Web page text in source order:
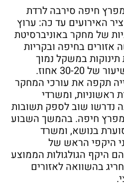
חיפה סירבה לרדת
האירועים עד כה: ערוץ
של מחקר באוניברסיטת
בחיפה ובקריות
תינוקות במשקל נמוך
והיקפי ראש קטנים בשיעור של 30-20 אחוז.
תקפה את עורכי המחקר
ראשוניות, ומשרדי
נדרשו שוב לספק תשובות
חיפה. בהמשך השבוע
בנושא, ומשרד
היקפי הראש של
היקף הגולגולות הממוצע
בהשוואה לאזורים